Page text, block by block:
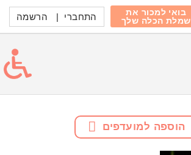
בואי למכור את
שמלת הכלה שלך
התחברי | הרשמה
הוספה למועדפים